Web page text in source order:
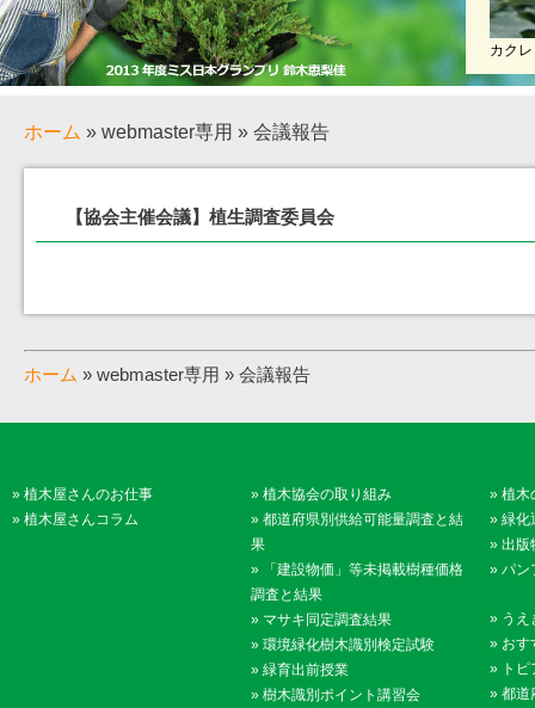
カク
ホーム » webmaster専用 » 会議報告
【協会主催会議】植生調査委員会
ホーム » webmaster専用 » 会議報告
» 植木屋さんのお仕事
» 植木屋さんコラム
» 植木協会の取り組み
» 都道府県別供給可能量調査と結
果
»
「建設物価」等未掲載樹種価格
調査と結果
» マサキ同定調査結果
» 環境緑化樹木識別検定試験
» 緑育出前授業
» 樹木識別ポイント講習会
» 植木
» 緑化
» 出版
» パン
» うえ
» おす
» ト
» 都道